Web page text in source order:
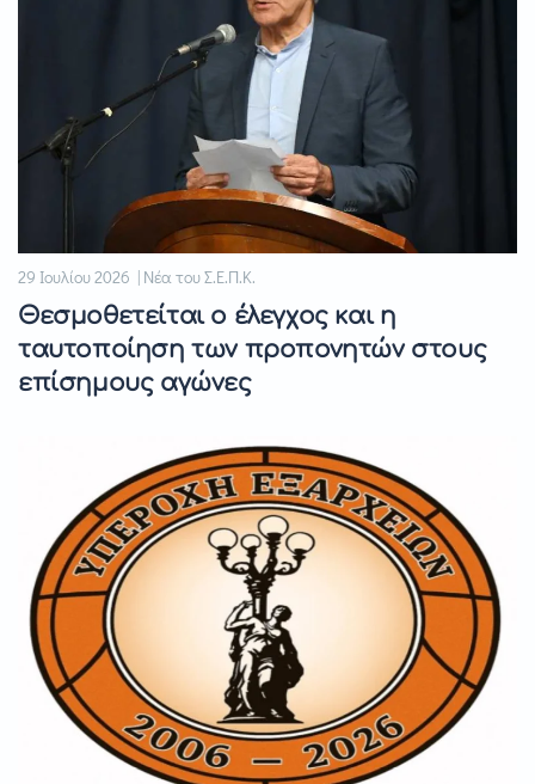
29 Ιουλίου 2026 | Νέα του Σ.Ε.Π.Κ.
Θεσμοθετείται ο έλεγχος και η
ταυτοποίηση των προπονητών στους
επίσημους αγώνες